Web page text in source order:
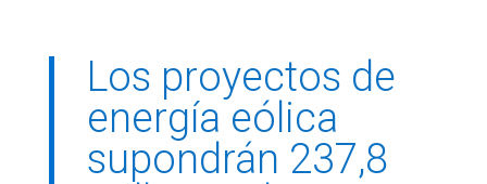
Los proyectos de
energía eólica
supondrán 237,8